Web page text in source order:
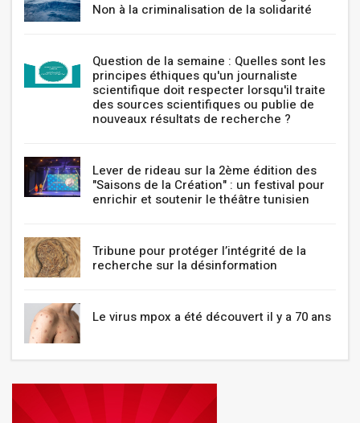
Non à la criminalisation de la solidarité
Question de la semaine : Quelles sont les
principes éthiques qu'un journaliste
scientifique doit respecter lorsqu'il traite
des sources scientifiques ou publie de
nouveaux résultats de recherche ?
Lever de rideau sur la 2ème édition des
"Saisons de la Création" : un festival pour
enrichir et soutenir le théâtre tunisien
Tribune pour protéger l’intégrité de la
recherche sur la désinformation
Le virus mpox a été découvert il y a 70 ans